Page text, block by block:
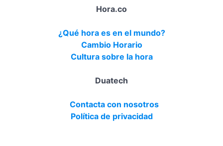
Hora.co
¿Qué hora es en el mundo?
Cambio Horario
Cultura sobre la hora
Duatech
Contacta con nosotros
Política de privacidad